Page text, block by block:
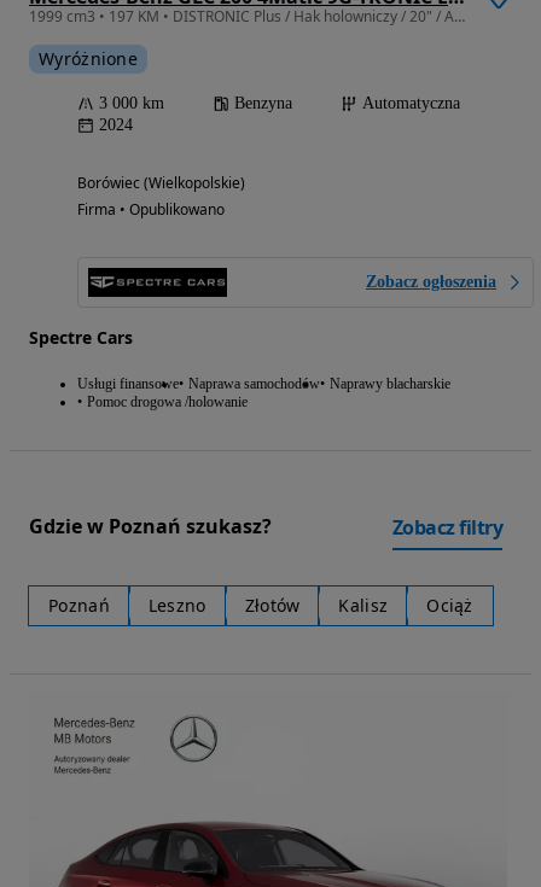
1999 cm3 • 197 KM • DISTRONIC Plus / Hak holowniczy / 20" / AMG Premium / Garancja
Wyróżnione
3 000 km Benzyna
Automatyczna
2024
Borówiec (Wielkopolskie)
Firma • Opublikowano
Zobacz ogłoszenia
Spectre Cars
Usługi finansowe Naprawa samochodów Naprawy blacharskie
Pomoc drogowa /holowanie
Gdzie w Poznań szukasz? Zobacz filtry
Poznań Leszno Złotów Kalisz Ociąż